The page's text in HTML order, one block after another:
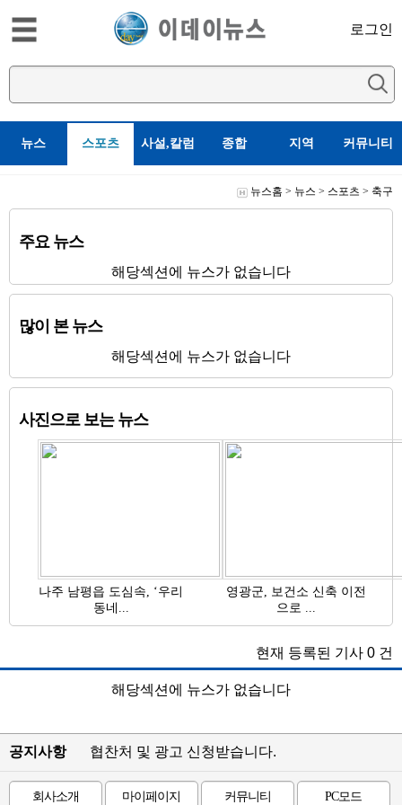
로그인
뉴스 스포츠 사설,칼럼 종합 지역 커뮤니티
뉴스홈 > 뉴스 > 스포츠 > 축구
주요 뉴스
해당섹션에 뉴스가 없습니다
많이 본 뉴스
해당섹션에 뉴스가 없습니다
사진으로 보는 뉴스
나주 남평읍 도심속, ‘우리
동네...
영광군, 보건소 신축 이전
으로 ...
현재 등록된 기사 0 건
해당섹션에 뉴스가 없습니다
공지사항 협찬처 및 광고 신청받습니다.
회사소개 마이페이지 커뮤니티 PC모드